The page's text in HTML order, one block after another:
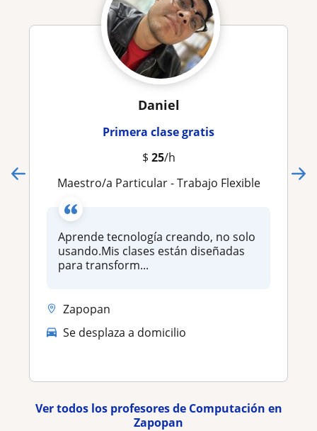
Daniel
Primera clase gratis
$ 25/h
Maestro/a Particular - Trabajo Flexible
Aprende tecnología creando, no solo
usando.Mis clases están diseñadas
para transform...
Zapopan
Se desplaza a domicilio
Ver todos los profesores de Computación en
Zapopan